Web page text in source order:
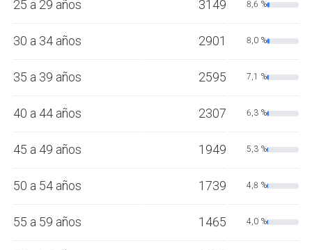
25 a 29 años 3149 8,6 %
30 a 34 años 2901 8,0 %
35 a 39 años 2595 7,1 %
40 a 44 años 2307 6,3 %
45 a 49 años 1949 5,3 %
50 a 54 años 1739 4,8 %
55 a 59 años 1465 4,0 %